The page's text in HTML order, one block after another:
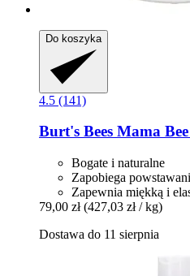
Do koszyka
4.5 (141)
Burt's Bees Mama
Bogate i naturalne
Zapobiega
Zapewnia miękką i
79,00 zł (427,03 zł / kg)
Dostawa do 11 sierpnia